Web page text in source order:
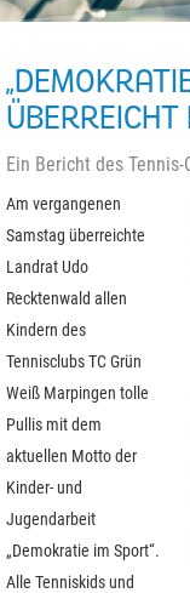
ÜBERREICHT
Ein Bericht des
Am vergangenen
Samstag überreichte
Landrat Udo
Recktenwald allen
Kindern des
Tennisclubs TC Grün
Weiß Marpingen tolle
Pullis mit dem
aktuellen Motto der
Kinder- und
Jugendarbeit
„Demokratie im Sport“.
Alle Tenniskids und